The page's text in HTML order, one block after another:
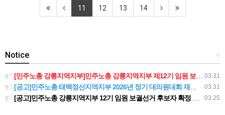
11 12 13 14
+
Notice
03.31
[민주노총 강릉지역지부]민주노총 강릉지역지부 제12기 임원 보궐선거결과 공고
03.31
[공고]민주노총 태백정선지역지부 2026년 정기 대의원대회 재소집 건
03.25
[공고]민주노총 강릉지역지부 12기 임원 보궐선거 후보자 확정 공고